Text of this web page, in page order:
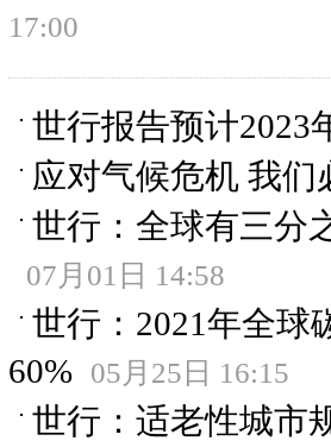
17:00
世行报告预计2023
应对气候危机 我
世行：全球有三分
07月01日 14:58
世行：2021年全球
60% 05月25日 16:15
世行：适老性城市